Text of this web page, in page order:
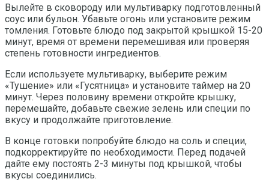
Вылейте в сковороду или мультиварку подготовленный
соус или бульон. Убавьте огонь или установите режим
томления. Готовьте блюдо под закрытой крышкой 15-20
минут, время от времени перемешивая или проверяя
степень готовности ингредиентов.
Если используете мультиварку, выберите режим
«Тушение» или «Гусятница» и установите таймер на 20
минут. Через половину времени откройте крышку,
перемешайте, добавьте свежие зелень или специи по
вкусу и продолжайте приготовление.
В конце готовки попробуйте блюдо на соль и специи,
подкорректируйте по необходимости. Перед подачей
дайте ему постоять 2-3 минуты под крышкой, чтобы
вкусы соединились.